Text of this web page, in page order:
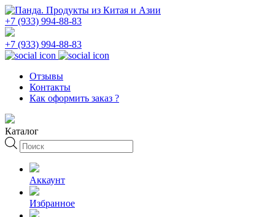
+7 (933) 994-88-83
+7 (933) 994-88-83
Отзывы
Контакты
Как оформить заказ ?
Каталог
Поиск
товаров
Аккаунт
Избранное